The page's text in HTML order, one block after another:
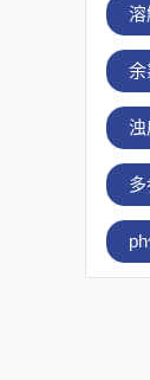
溶
余
浊